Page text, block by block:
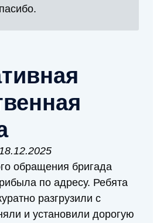
обращения бригада
по адресу. Ребята
разгрузили с
и установили дорогую